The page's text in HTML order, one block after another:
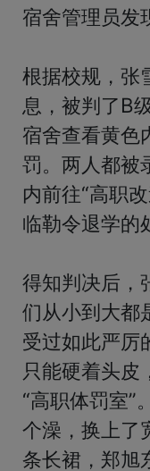
宿舍管理员发
根据校规，张
息，被判了B
宿舍查看黄色
罚。两人都被
内前往“高职
临勒令退学的
得知判决后，
们从小到大都
受过如此严厉
只能硬着头皮
“高职体罚室”
个澡，换上了
条长裙，郑旭